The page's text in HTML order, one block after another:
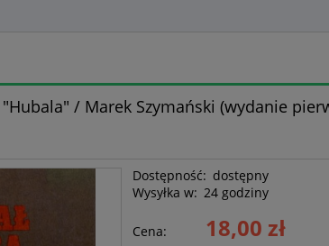
/ Marek Szymański (wydanie
Dostępność: dostępny
Wysyłka w: 24 godziny
Cena: 18,00 zł